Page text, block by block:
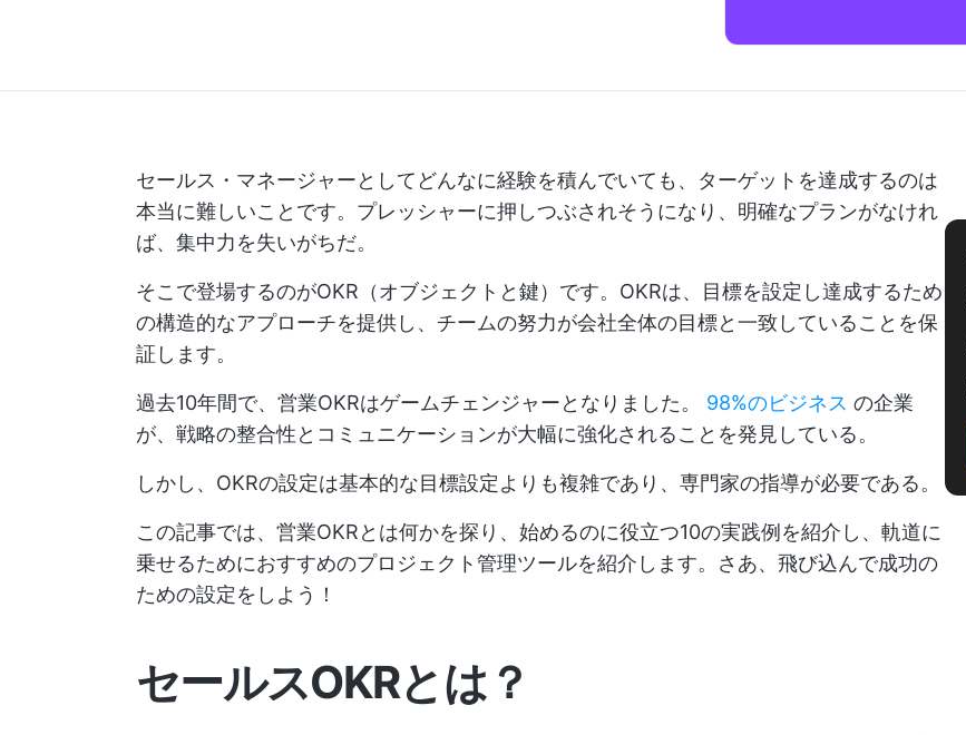
セールス・マネージャーとしてどんなに経験を積んでいても、ターゲットを達成するのは
本当に難しいことです。プレッシャーに押しつぶされそうになり、明確なプランがなけれ
ば、集中力を失いがちだ。
そこで登場するのがOKR（オブジェクトと鍵）です。OKRは、目標を設定し達成するため
の構造的なアプローチを提供し、チームの努力が会社全体の目標と一致していることを保
証します。
過去10年間で、営業OKRはゲームチェンジャーとなりました。 98%のビジネス の企業
が、戦略の整合性とコミュニケーションが大幅に強化されることを発見している。
しかし、OKRの設定は基本的な目標設定よりも複雑であり、専門家の指導が必要である。
この記事では、営業OKRとは何かを探り、始めるのに役立つ10の実践例を紹介し、軌道に
乗せるためにおすすめのプロジェクト管理ツールを紹介します。さあ、飛び込んで成功の
ための設定をしよう！
セールスOKRとは？